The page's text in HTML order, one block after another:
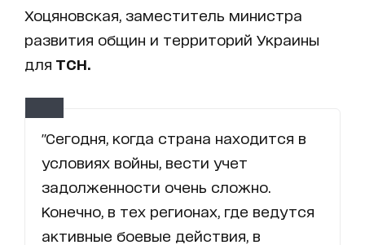
Хоцяновская, заместитель министра
развития общин и территорий Украины
для ТСН.
"Сегодня, когда страна находится в
условиях войны, вести учет
задолженности очень сложно.
Конечно, в тех регионах, где ведутся
активные боевые действия, в